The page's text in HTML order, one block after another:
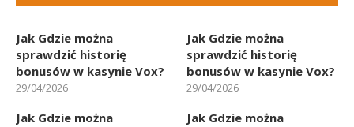
Jak Gdzie można
sprawdzić historię
bonusów w kasynie Vox?
29/04/2026
Jak Gdzie można
sprawdzić historię
bonusów w kasynie Vox?
29/04/2026
Jak Gdzie można
Jak Gdzie można